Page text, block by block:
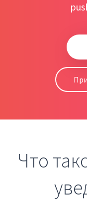
Что